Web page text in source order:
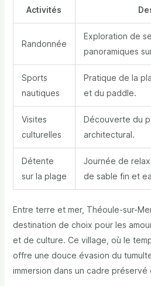
Activités
Randonnée
Exploration de
panoramiques
Sports
nautiques
Pratique de la
et du paddle.
Visites
culturelles
Découverte du
architectural.
Détente
sur la plage
Journée de
de sable fin et
Entre terre et mer, Théoule-sur-
destination de choix pour les
et de culture. Ce village, où le
offre une douce évasion du
immersion dans un cadre